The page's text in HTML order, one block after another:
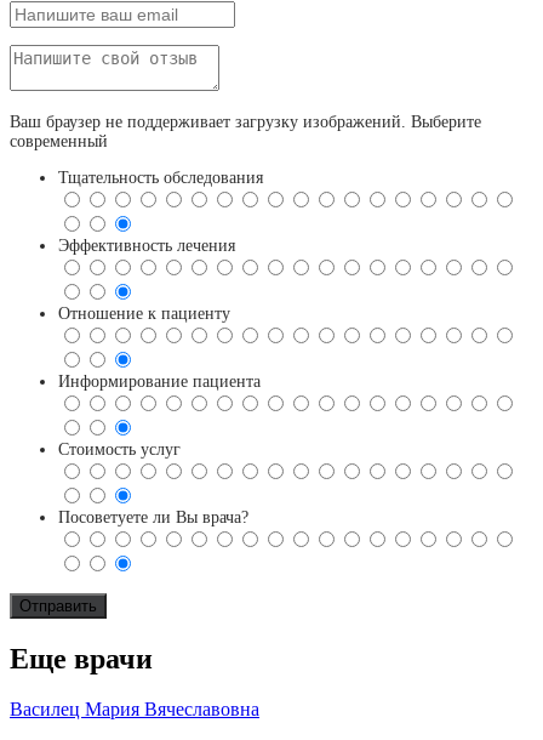
Ваш браузер не поддерживает загрузку изображений. Выберите
современный
Тщательность обследования
Эффективность лечения
Отношение к пациенту
Информирование пациента
Стоимость услуг
Посоветуете ли Вы врача?
Еще врачи
Василец Мария Вячеславовна